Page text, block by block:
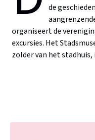
de
organiseert de
excursies. Het
zolder van het stadhuis,